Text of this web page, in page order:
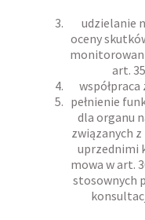
udzielanie
oceny
art.
pełnienie
dla organu
związanych
uprzednimi
mowa w art.
stosownych